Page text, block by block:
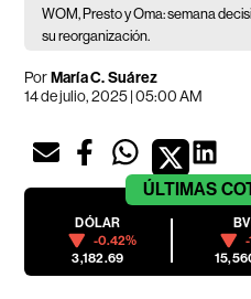
WOM, Presto y Oma: semana
su reorganización.
PorMaría C. Suárez
14 de julio, 2025 | 05:00 AM
ÚLTIMAS
DÓLAR
-0.42%
3,182.69